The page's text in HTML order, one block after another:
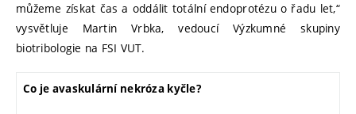
můžeme získat čas a oddálit totální endoprotézu o řadu let,“
vysvětluje Martin Vrbka, vedoucí Výzkumné skupiny
biotribologie na FSI VUT.
Co je avaskulární nekróza kyčle?